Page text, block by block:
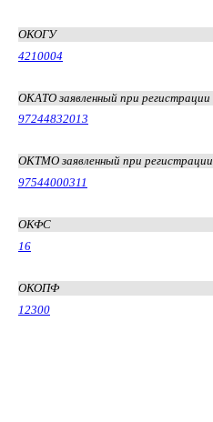
ОКОГУ
4210004
ОКАТО заявленный при регистрации
97244832013
ОКТМО заявленный при регистрации
97544000311
ОКФС
16
ОКОПФ
12300